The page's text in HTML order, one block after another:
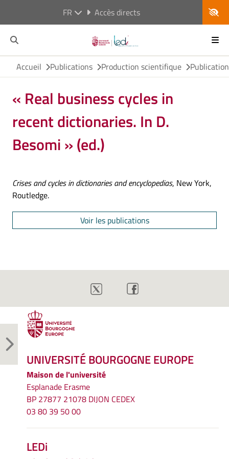
FR Accès directs
Accueil Publications Production scientifique
« Real business cycles in
recent dictionaries. In D.
Besomi » (ed.)
Crises and cycles in dictionaries and encyclopedias, New York,
Routledge.
Voir les publications
UNIVERSITÉ BOURGOGNE EUROPE
Maison de l'université
Esplanade Erasme
BP 27877 21078 DIJON CEDEX
03 80 39 50 00
LEDi